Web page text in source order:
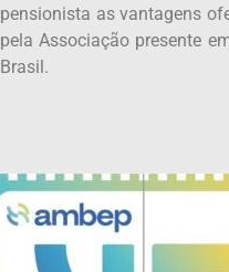
pensionista as vantagens
pela Associação presente
Brasil.